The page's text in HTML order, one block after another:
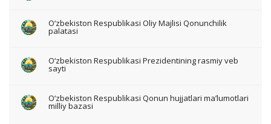
O‘zbekiston Respublikasi Oliy Majlisi Qonunchilik
palatasi
O‘zbekiston Respublikasi Prezidentining rasmiy veb
sayti
O‘zbekiston Respublikasi Qonun hujjatlari ma’lumotlari
milliy bazasi